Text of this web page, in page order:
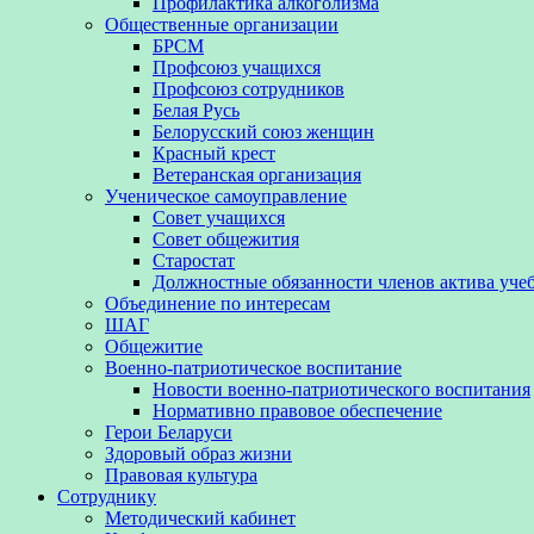
Общественные организации
БРСМ
Профсоюз учащихся
Профсоюз сотрудников
Белая Русь
Белорусский союз женщин
Красный крест
Ветеранская организация
Ученическое самоуправление
Совет учащихся
Совет общежития
Старостат
Должностные обязанности членов актива
Объединение по интересам
ШАГ
Общежитие
Военно-патриотическое воспитание
Новости военно-патриотического воспитания
Нормативно правовое обеспечение
Герои Беларуси
Здоровый образ жизни
Правовая культура
Сотруднику
Методический кабинет